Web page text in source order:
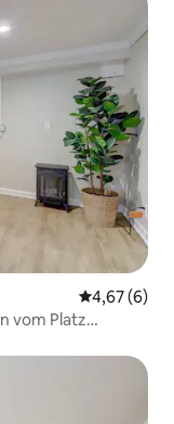
4,67 (6)
vom Platz